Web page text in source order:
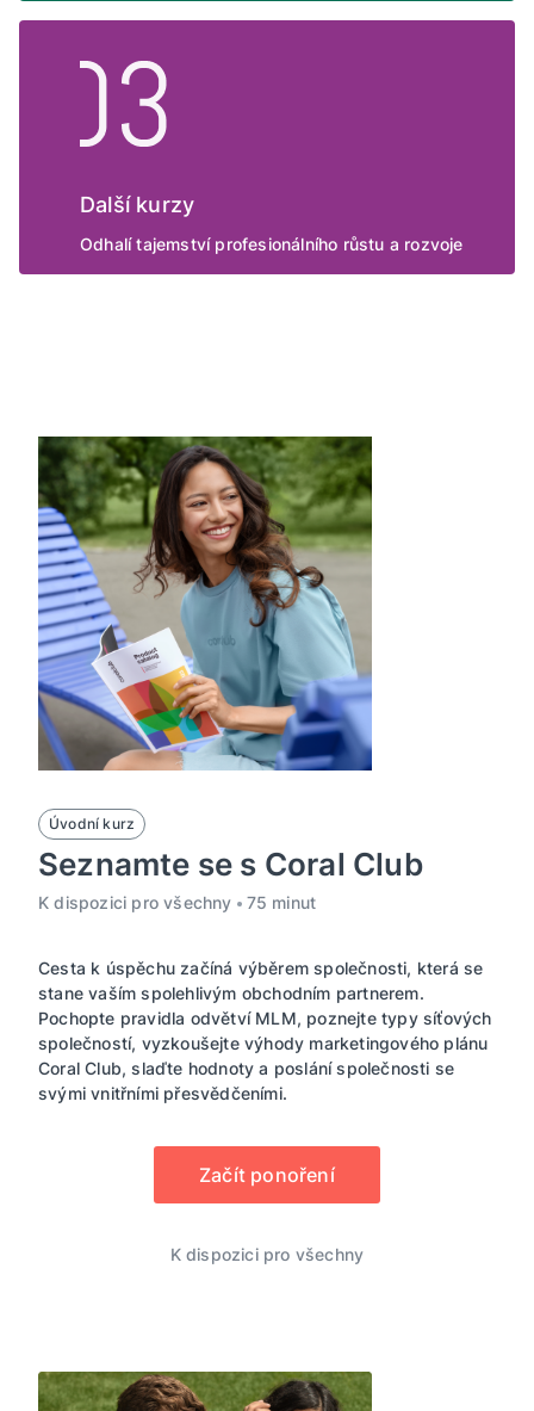
Další kurzy
Odhalí tajemství profesionálního růstu a rozvoje
Úvodní kurz
Seznamte se s Coral Club
K dispozici pro všechny 75 minut
Cesta k úspěchu začíná výběrem společnosti, která se
stane vaším spolehlivým obchodním partnerem.
Pochopte pravidla odvětví MLM, poznejte typy síťových
společností, vyzkoušejte výhody marketingového plánu
Coral Club, slaďte hodnoty a poslání společnosti se
svými vnitřními přesvědčeními.
Začít ponoření
K dispozici pro všechny